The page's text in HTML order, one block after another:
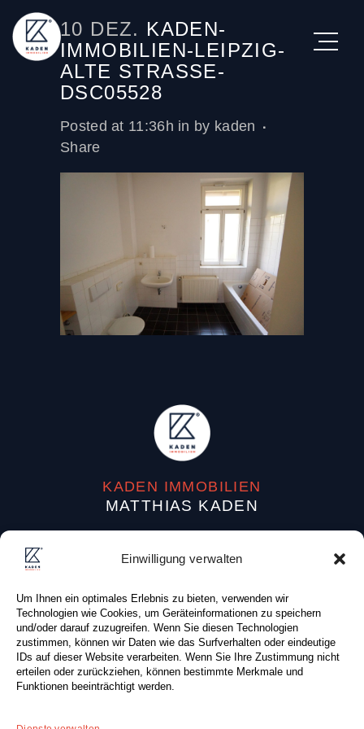
Einwilligung verwalten
Um Ihnen ein optimales Erlebnis zu bieten, verwenden wir
Technologien wie Cookies, um Geräteinformationen zu speichern
und/oder darauf zuzugreifen. Wenn Sie diesen Technologien
zustimmen, können wir Daten wie das Surfverhalten oder eindeutige
IDs auf dieser Website verarbeiten. Wenn Sie Ihre Zustimmung nicht
erteilen oder zurückziehen, können bestimmte Merkmale und
Funktionen beeinträchtigt werden.
10 DEZ. KADEN-
IMMOBILIEN-LEIPZIG-
ALTE STRASSE-
DSC05528
Posted at 11:36h in by kaden
Share
KADEN IMMOBILIEN
MATTHIAS KADEN
04107 Leipzig (Deutschland)
Tel: +49 (0) 341 . 87 80 83 0
Fax: +49 (0) 341 . 87 80 81 0
E-Mail:info@kaden-immobilien.de